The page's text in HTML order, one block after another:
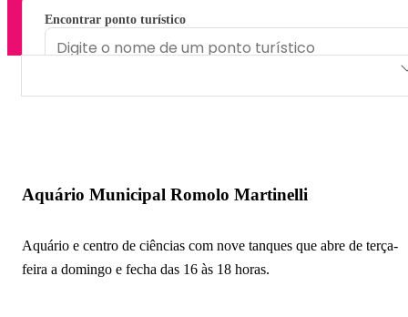
Encontrar ponto turístico
Aquário Municipal Romolo Martinelli
Aquário e centro de ciências com nove tanques que abre de terça-
feira a domingo e fecha das 16 às 18 horas.